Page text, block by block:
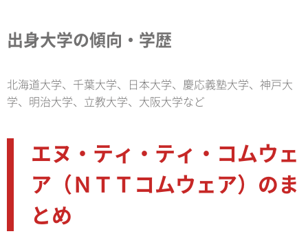
出身大学の傾向・学歴
北海道大学、千葉大学、日本大学、慶応義塾大学、神戸大
学、明治大学、立教大学、大阪大学など
エヌ・ティ・ティ・コムウェ
ア（ＮＴＴコムウェア）のま
とめ